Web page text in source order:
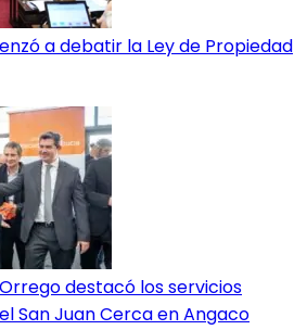
a debatir la Ley de Propiedad
destacó los servicios
San Juan Cerca en Angaco